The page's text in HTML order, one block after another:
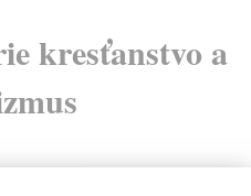
kresťanstvo a